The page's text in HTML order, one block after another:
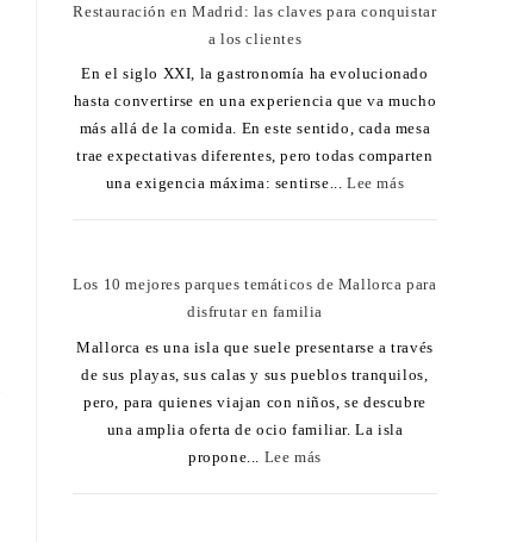
Restauración en Madrid: las claves para conquistar
a los clientes
En el siglo XXI, la gastronomía ha evolucionado
hasta convertirse en una experiencia que va mucho
más allá de la comida. En este sentido, cada mesa
trae expectativas diferentes, pero todas comparten
una exigencia máxima: sentirse...Lee más
Los 10 mejores parques temáticos de Mallorca para
disfrutar en familia
Mallorca es una isla que suele presentarse a través
de sus playas, sus calas y sus pueblos tranquilos,
pero, para quienes viajan con niños, se descubre
una amplia oferta de ocio familiar. La isla
propone... Lee más